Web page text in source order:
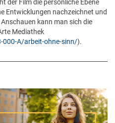
der Film die persönliche Ebene
Entwicklungen nachzeichnet und
kann man sich die
Mediathek
A/arbeit-ohne-sinn/).